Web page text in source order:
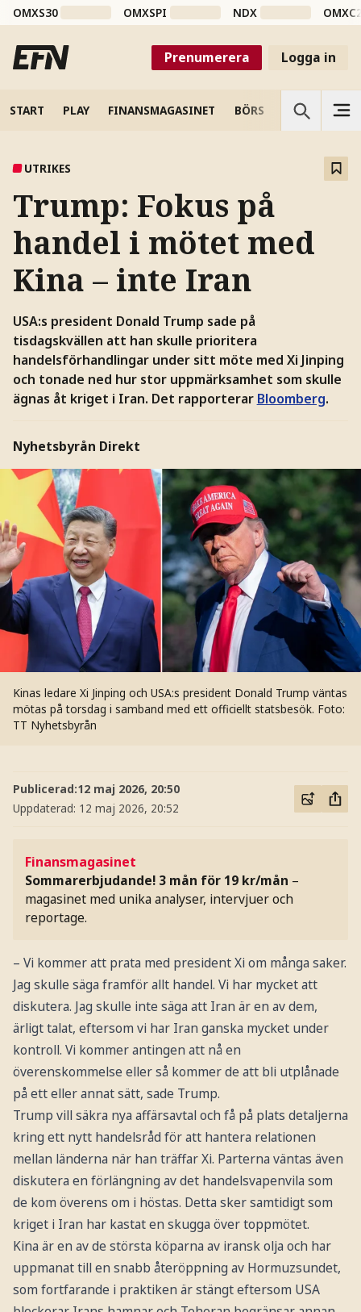
OMXS30 OMXSPI NDX
Prenumerera Logga in
START PLAY FINANSMAGASINET BÖRS VETENSKAP
UTRIKES
Trump: Fokus på
handel i mötet med
Kina – inte Iran
USA:s president Donald Trump sade på
tisdagskvällen att han skulle prioritera
handelsförhandlingar under sitt möte med Xi Jinping
och tonade ned hur stor uppmärksamhet som skulle
ägnas åt kriget i Iran. Det rapporterar Bloomberg.
Nyhetsbyrån Direkt
Kinas ledare Xi Jinping och USA:s president Donald Trump väntas
mötas på torsdag i samband med ett officiellt statsbesök. Foto:
TT Nyhetsbyrån
Publicerad:12 maj 2026, 20:50
Uppdaterad: 12 maj 2026, 20:52
Finansmagasinet
Sommarerbjudande! 3 mån för 19 kr/mån –
magasinet med unika analyser, intervjuer och
reportage.
– Vi kommer att prata med president Xi om många saker.
Jag skulle säga framför allt handel. Vi har mycket att
diskutera. Jag skulle inte säga att Iran är en av dem,
ärligt talat, eftersom vi har Iran ganska mycket under
kontroll. Vi kommer antingen att nå en
överenskommelse eller så kommer de att bli utplånade
på ett eller annat sätt, sade Trump.
Trump vill säkra nya affärsavtal och få på plats detaljerna
kring ett nytt handelsråd för att hantera relationen
mellan länderna när han träffar Xi. Parterna väntas även
diskutera en förlängning av det handelsvapenvila som
de kom överens om i höstas. Detta sker samtidigt som
kriget i Iran har kastat en skugga över toppmötet.
Kina är en av de största köparna av iransk olja och har
uppmanat till en snabb återöppning av Hormuzsundet,
som fortfarande i praktiken är stängt eftersom USA